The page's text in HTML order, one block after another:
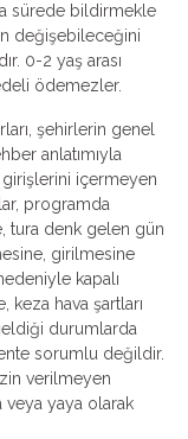
sürede bildirmekle
değişebileceğini
0-2 yaş arası
ödemezler.
şehirlerin genel
anlatımıyla
içermeyen
programda
tura denk gelen gün
girilmesine
kapalı
hava şartları
durumlarda
sorumlu değildir.
verilmeyen
veya yaya olarak